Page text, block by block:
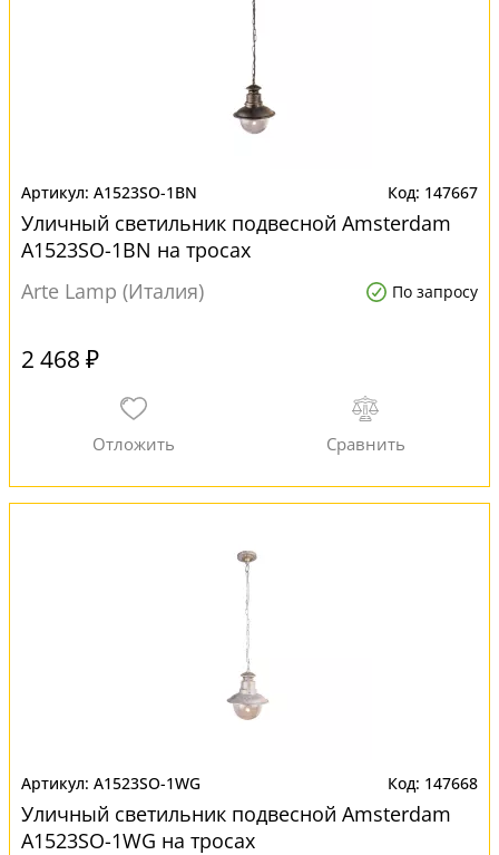
A1523SO-1BN 147667
Уличный светильник подвесной Amsterdam
A1523SO-1BN на тросах
Arte Lamp (Италия)
По запросу
2 468 ₽
A1523SO-1WG 147668
Уличный светильник подвесной Amsterdam
A1523SO-1WG на тросах